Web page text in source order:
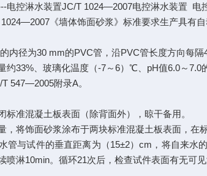
电控淋水装置JC/T 1024—2007电控淋水装置 电
《墙体饰面砂浆》标准要求生产具有
内径为30 mm的PVC管，沿PVC管长度方向每
约33%、玻璃化温度（-7～6）℃、pH值6.0～7.0
547—2005附录A。
标准混凝土板表面（除背面外），晾干备用。
，将饰面砂浆涂布于两块标准混凝土板表面，
管与试件的垂直距离为（15±2）cm，将自来
喷淋10min。循环21次后，检查试件表面有无可